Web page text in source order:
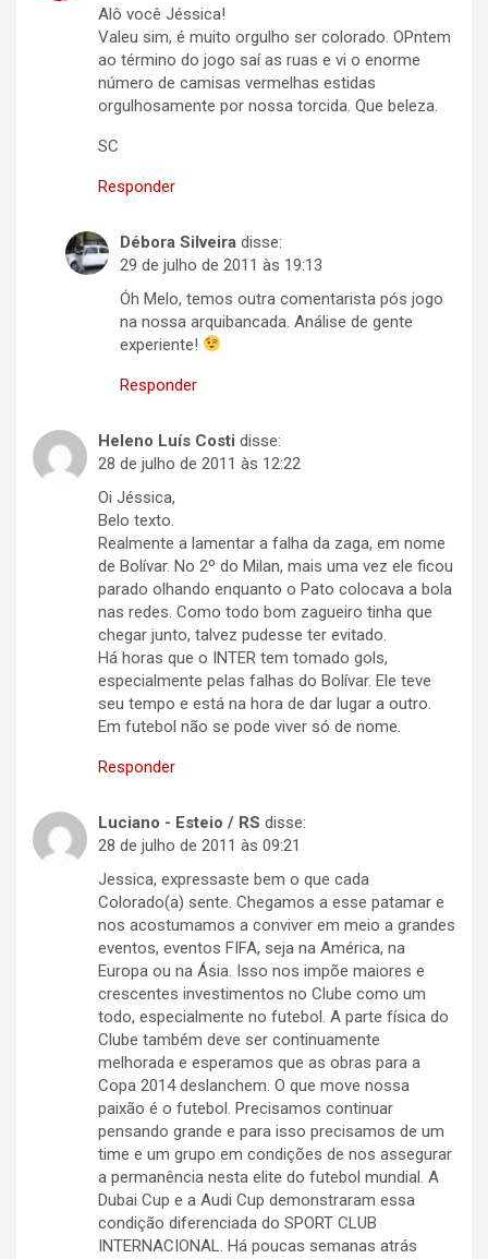
Alô você Jéssica!
Valeu sim, é muito orgulho ser colorado. OPntem
ao término do jogo saí as ruas e vi o enorme
número de camisas vermelhas estidas
orgulhosamente por nossa torcida. Que beleza.
SC
Responder
Débora Silveira disse:
29 de julho de 2011 às 19:13
Óh Melo, temos outra comentarista pós jogo
na nossa arquibancada. Análise de gente
experiente!
Responder
Heleno Luís Costi disse:
28 de julho de 2011 às 12:22
Oi Jéssica,
Belo texto.
Realmente a lamentar a falha da zaga, em nome
de Bolívar. No 2º do Milan, mais uma vez ele ficou
parado olhando enquanto o Pato colocava a bola
nas redes. Como todo bom zagueiro tinha que
chegar junto, talvez pudesse ter evitado.
Há horas que o INTER tem tomado gols,
especialmente pelas falhas do Bolívar. Ele teve
seu tempo e está na hora de dar lugar a outro.
Em futebol não se pode viver só de nome.
Responder
Luciano - Esteio / RS disse:
28 de julho de 2011 às 09:21
Jessica, expressaste bem o que cada
Colorado(a) sente. Chegamos a esse patamar e
nos acostumamos a conviver em meio a grandes
eventos, eventos FIFA, seja na América, na
Europa ou na Ásia. Isso nos impõe maiores e
crescentes investimentos no Clube como um
todo, especialmente no futebol. A parte física do
Clube também deve ser continuamente
melhorada e esperamos que as obras para a
Copa 2014 deslanchem. O que move nossa
paixão é o futebol. Precisamos continuar
pensando grande e para isso precisamos de um
time e um grupo em condições de nos assegurar
a permanência nesta elite do futebol mundial. A
Dubai Cup e a Audi Cup demonstraram essa
condição diferenciada do SPORT CLUB
INTERNACIONAL. Há poucas semanas atrás